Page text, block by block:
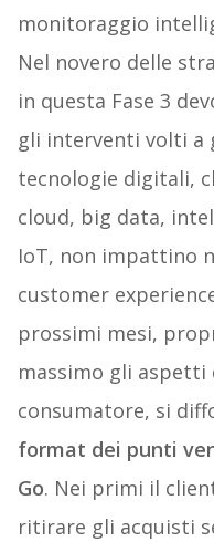
monitoraggio
Nel novero delle
in questa Fase 3
gli interventi volti a
tecnologie digitali,
cloud, big data,
IoT, non impattino
customer
prossimi mesi,
massimo gli aspetti
consumatore, si
format dei punti
Go. Nei primi il
ritirare gli acquisti